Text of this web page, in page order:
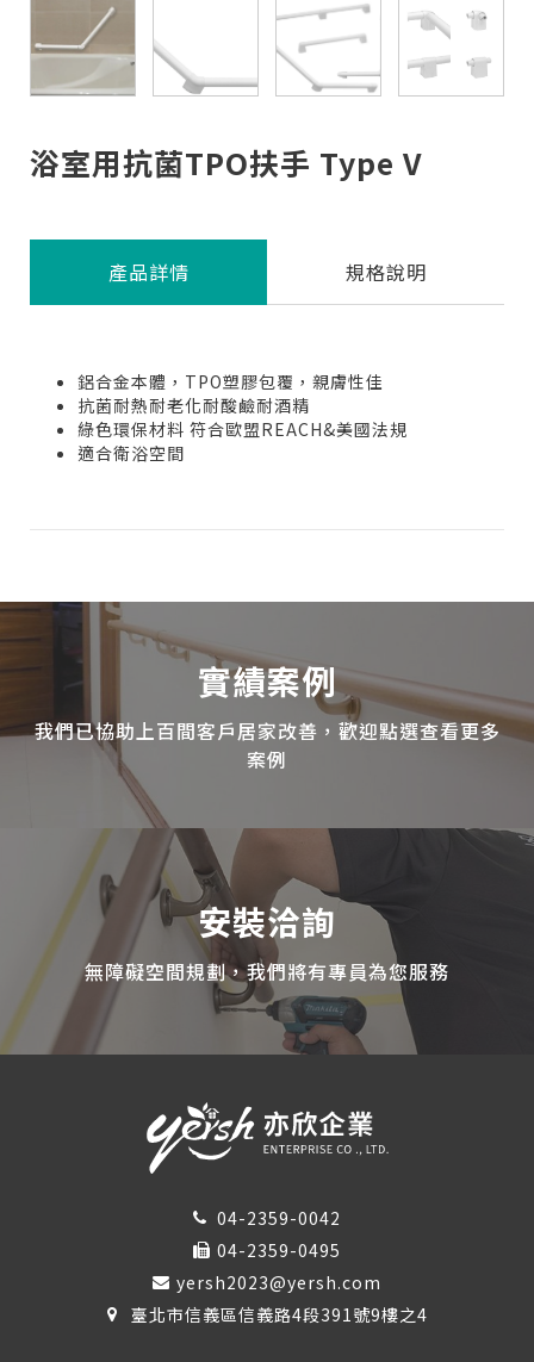
浴室用抗菌TPO扶手 Type V
產品詳情 規格說明
鋁合金本體，TPO塑膠包覆，親膚性佳
抗菌耐熱耐老化耐酸鹼耐酒精
綠色環保材料 符合歐盟REACH&美國法規
適合衛浴空間
實績案例
我們已協助上百間客戶居家改善，歡迎點選查看更多
案例
安裝洽詢
無障礙空間規劃，我們將有專員為您服務
04-2359-0042
04-2359-0495
yersh2023@yersh.com
臺北市信義區信義路4段391號9樓之4